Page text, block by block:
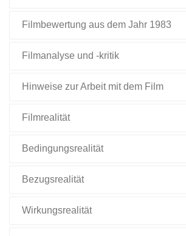
Filmbewertung aus dem Jahr 1983
Filmanalyse und -kritik
Hinweise zur Arbeit mit dem Film
Filmrealität
Bedingungsrealität
Bezugsrealität
Wirkungsrealität